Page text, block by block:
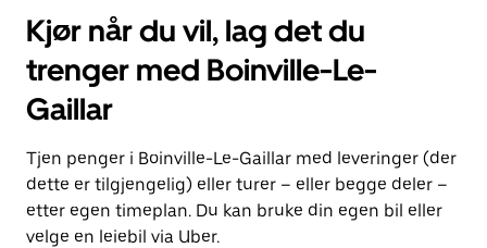
Kjør når du vil, lag det du
trenger med Boinville-Le-
Gaillar
Tjen penger i Boinville-Le-Gaillar med leveringer (der
dette er tilgjengelig) eller turer – eller begge deler –
etter egen timeplan. Du kan bruke din egen bil eller
velge en leiebil via Uber.